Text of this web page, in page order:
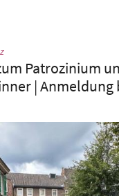
:
Patrozinium
| Anmeldung